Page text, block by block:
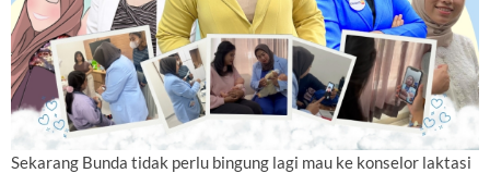
Sekarang Bunda tidak perlu bingung lagi mau ke konselor laktasi